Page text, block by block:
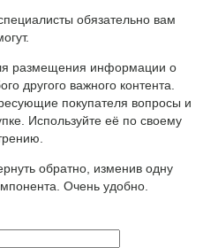
обязательно вам
размещения информации о
другого важного контента.
покупателя вопросы и
Используйте её по своему
обратно, изменив одну
Очень удобно.